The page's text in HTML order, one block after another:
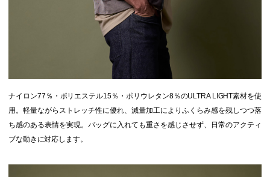
ナイロン77％・ポリエステル15％・ポリウレタン8％のULTRA LIGHT素材を使
用。軽量ながらストレッチ性に優れ、減量加工によりふくらみ感を残しつつ落
ち感のある表情を実現。バッグに入れても重さを感じさせず、日常のアクティ
ブな動きに対応します。